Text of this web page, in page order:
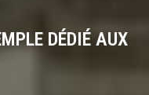
DÉDIÉ AUX